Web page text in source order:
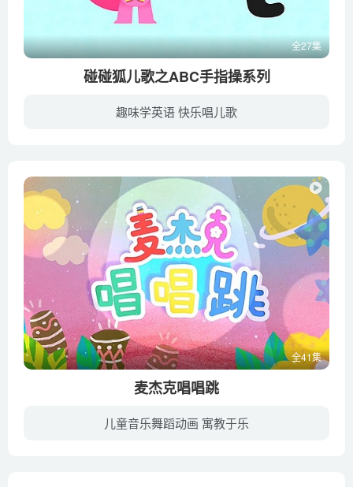
全27集
碰碰狐儿歌之ABC手指操系列
趣味学英语 快乐唱儿歌
全41集
麦杰克唱唱跳
儿童音乐舞蹈动画 寓教于乐